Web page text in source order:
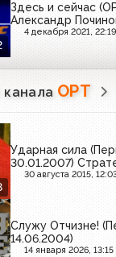
Здесь и сейчас
Александр
4 декабря 2021, 22:19
канала ОРТ
Ударная сила
30.01.2007)
30 августа 2015,
Служу Отчизне!
14.06.2004)
14 января 2026, 13:15